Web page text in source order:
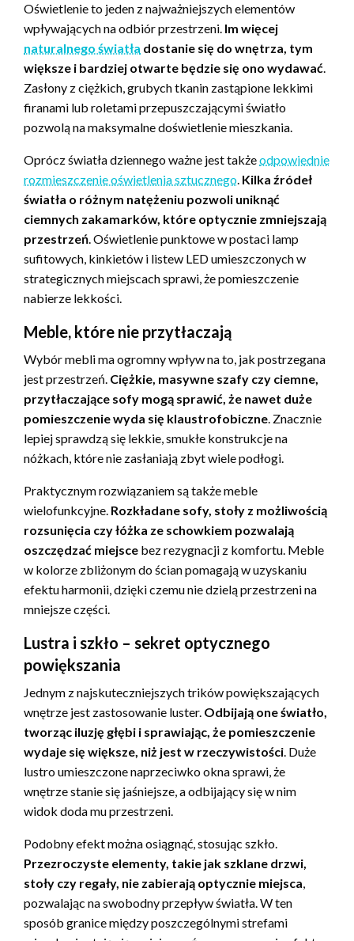
Oświetlenie to jeden z najważniejszych elementów
wpływających na odbiór przestrzeni. Im więcej
naturalnego światła dostanie się do wnętrza, tym
większe i bardziej otwarte będzie się ono wydawać.
Zasłony z ciężkich, grubych tkanin zastąpione lekkimi
firanami lub roletami przepuszczającymi światło
pozwolą na maksymalne doświetlenie mieszkania.
Oprócz światła dziennego ważne jest takżeodpowiednie
rozmieszczenie oświetlenia sztucznego. Kilka źródeł
światła o różnym natężeniu pozwoli uniknąć
ciemnych zakamarków, które optycznie zmniejszają
przestrzeń. Oświetlenie punktowe w postaci lamp
sufitowych, kinkietów i listew LED umieszczonych w
strategicznych miejscach sprawi, że pomieszczenie
nabierze lekkości.
Meble, które nie przytłaczają
Wybór mebli ma ogromny wpływ na to, jak postrzegana
jest przestrzeń. Ciężkie, masywne szafy czy ciemne,
przytłaczające sofy mogą sprawić, że nawet duże
pomieszczenie wyda się klaustrofobiczne. Znacznie
lepiej sprawdzą się lekkie, smukłe konstrukcje na
nóżkach, które nie zasłaniają zbyt wiele podłogi.
Praktycznym rozwiązaniem są także meble
wielofunkcyjne. Rozkładane sofy, stoły z możliwością
rozsunięcia czy łóżka ze schowkiem pozwalają
oszczędzać miejsce bez rezygnacji z komfortu. Meble
w kolorze zbliżonym do ścian pomagają w uzyskaniu
efektu harmonii, dzięki czemu nie dzielą przestrzeni na
mniejsze części.
Lustra i szkło – sekret optycznego
powiększania
Jednym z najskuteczniejszych trików powiększających
wnętrze jest zastosowanie luster. Odbijają one światło,
tworząc iluzję głębi i sprawiając, że pomieszczenie
wydaje się większe, niż jest w rzeczywistości. Duże
lustro umieszczone naprzeciwko okna sprawi, że
wnętrze stanie się jaśniejsze, a odbijający się w nim
widok doda mu przestrzeni.
Podobny efekt można osiągnąć, stosując szkło.
Przezroczyste elementy, takie jak szklane drzwi,
stoły czy regały, nie zabierają optycznie miejsca,
pozwalając na swobodny przepływ światła. W ten
sposób granice między poszczególnymi strefami